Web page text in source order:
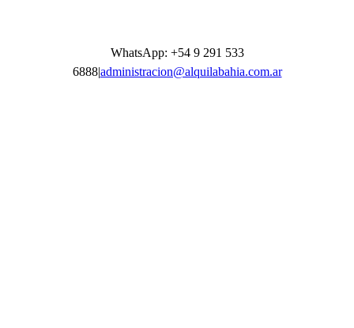
WhatsApp: +54 9 291 533
6888|administracion@alquilabahia.com.ar